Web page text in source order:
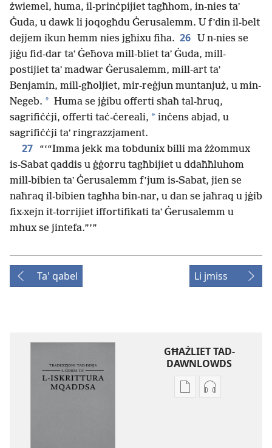
żwiemel, huma, il-prinċpijiet tagħhom, in-nies taʼ
Ġuda, u dawk li joqogħdu Ġerusalemm. U f’din il-belt
dejjem ikun hemm nies jgħixu fiha. 26 U n-nies se
jiġu fid-dar taʼ Ġeħova mill-bliet taʼ Ġuda, mill-
postijiet taʼ madwar Ġerusalemm, mill-art taʼ
Benjamin, mill-għoljiet, mir-reġjun muntanjuż, u min-
Negeb. * Huma se jġibu offerti sħaħ tal-ħruq,
sagrifiċċji, offerti taċ-ċereali, * inċens abjad, u
sagrifiċċji taʼ ringrazzjament.
27
“‘“Imma jekk ma tobdunix billi ma żżommux
is-Sabat qaddis u ġġorru tagħbijiet u ddaħħluhom
mill-bibien taʼ Ġerusalemm f’jum is-Sabat, jien se
naħraq il-bibien tagħha bin-nar, u dan se jaħraq u jġib
fix-xejn it-torrijiet iffortifikati taʼ Ġerusalemm u
mhux se jintefa.”’”
Ta' qabel Li jmiss
GĦAŻLIET TAD-
DAWNLOWDS
GħażlietGħażliet